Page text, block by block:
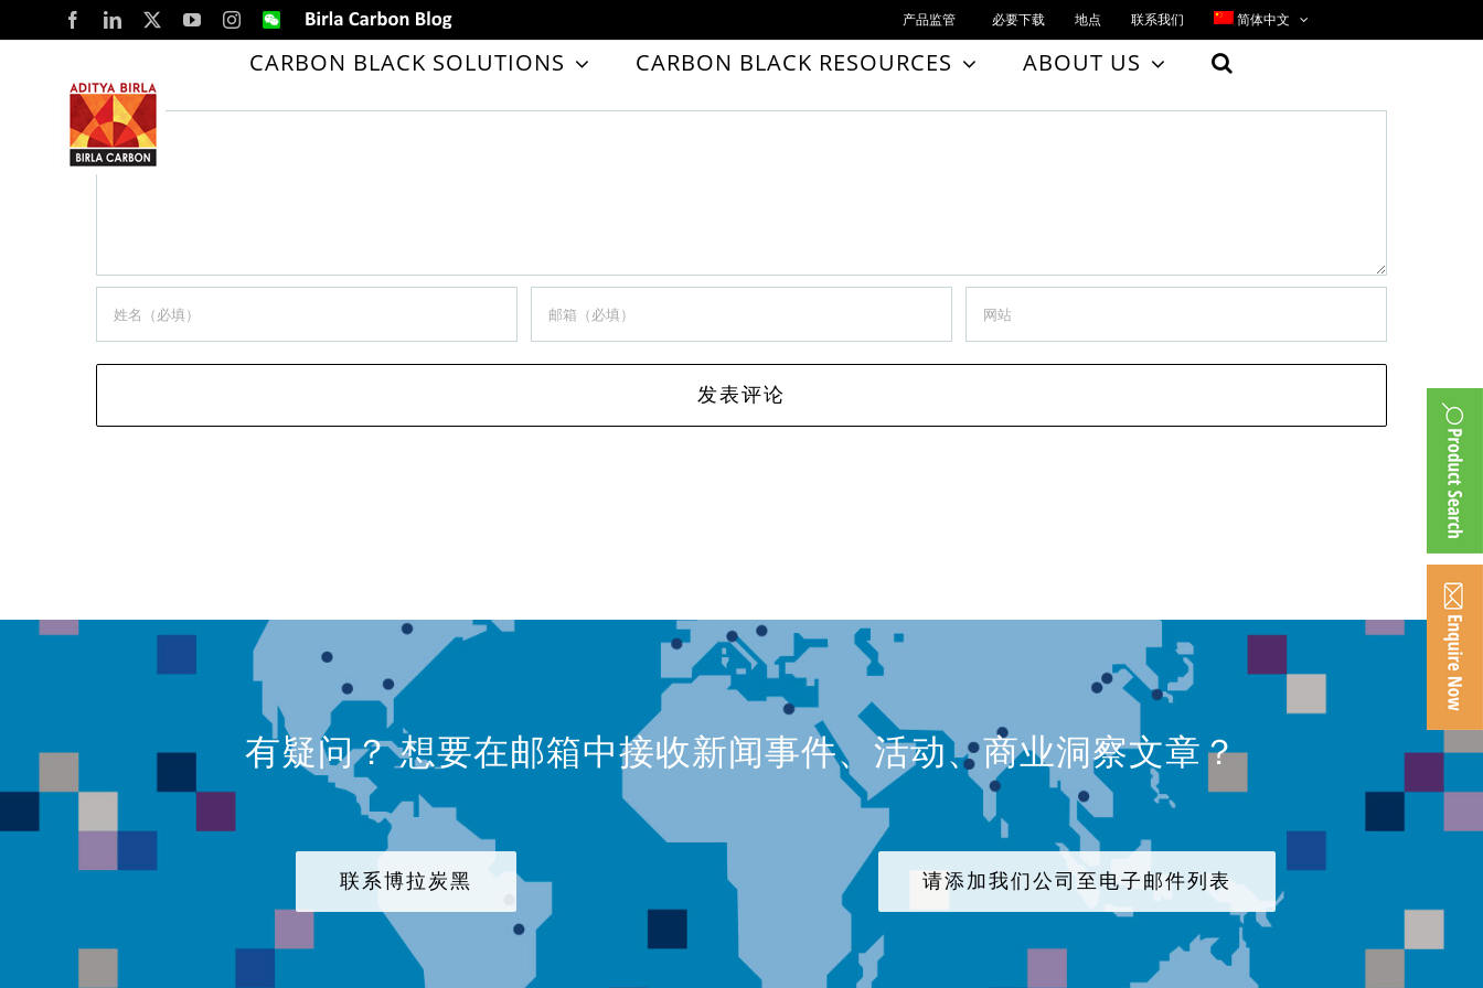
to
content
FacebookLinkedIn YouTubeInstagram
WeChatBirla
Carbon
Blog
产品监管 必要下载 地点 联系我们 简体中文
CARBON BLACK SOLUTIONS CARBON BLACK RESOURCES ABOUT US
留言
Comment
有疑问？ 想要在邮箱中接收新闻事件、活动、商业洞察文章？
联系博拉炭黑 请添加我们公司至电子邮件列表